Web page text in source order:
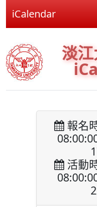
iCalendar
淡
報名
活動